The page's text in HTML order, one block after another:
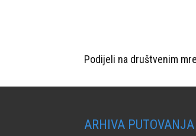
Podijeli na društvenim
ARHIVA PUTOVANJA